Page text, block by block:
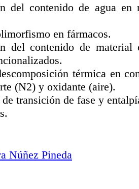
del contenido de agua en
en fármacos.
del contenido de material
térmica en
(N2) y oxidante (aire).
de transición de fase y
Núñez Pineda